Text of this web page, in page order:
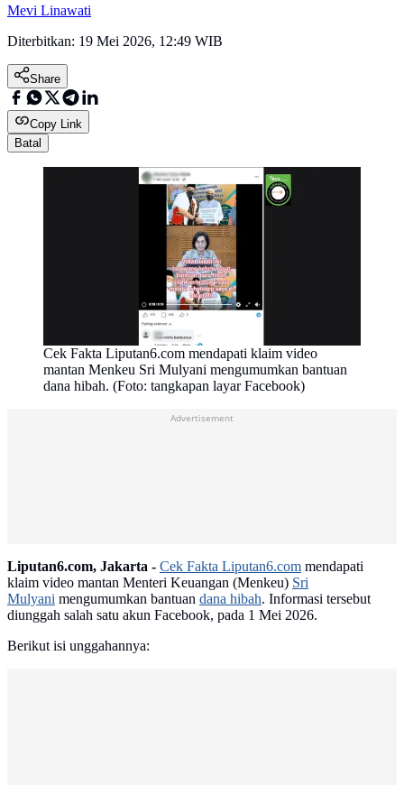
Mevi Linawati
Diterbitkan: 19 Mei 2026, 12:49 WIB
Share
Copy Link
Batal
Cek Fakta Liputan6.com mendapati klaim video
mantan Menkeu Sri Mulyani mengumumkan bantuan
dana hibah. (Foto: tangkapan layar Facebook)
Advertisement
Liputan6.com, Jakarta - Cek Fakta Liputan6.com mendapati
klaim video mantan Menteri Keuangan (Menkeu) Sri
Mulyani mengumumkan bantuan dana hibah. Informasi tersebut
diunggah salah satu akun Facebook, pada 1 Mei 2026.
Berikut isi unggahannya: